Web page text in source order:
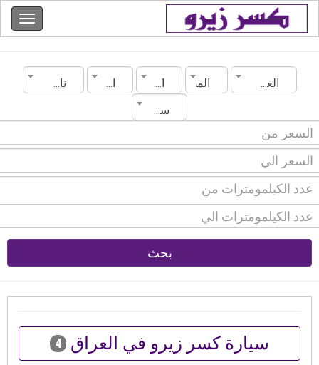
العراق المدينة الماركة الموديل
ناقل الحركة
سنة الصنع
بحث
سيارة كسر زيرو في العراق 4